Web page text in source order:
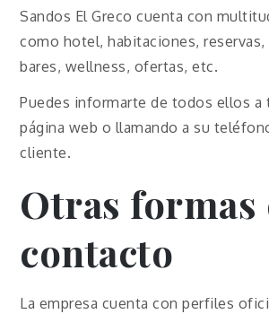
Sandos El Greco cuenta con
como hotel, habitaciones, reservas,
bares, wellness, ofertas, etc.
Puedes informarte de todos ellos a
página web o llamando a su
cliente.
Otras formas
contacto
La empresa cuenta con perfiles